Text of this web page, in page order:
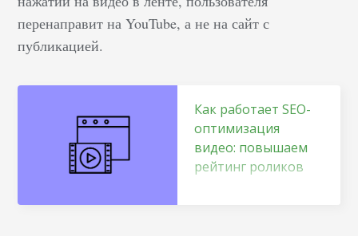
перенаправит на YouTube, а не на сайт с
публикацией.
Как работает SEO-
оптимизация
видео: повышаем
рейтинг роликов